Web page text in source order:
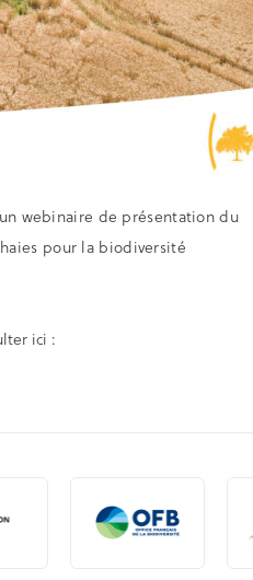
webinaire de présentation du
pour la biodiversité
ici :